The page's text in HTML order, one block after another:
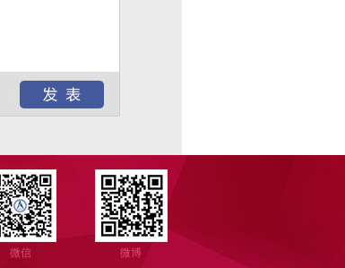
微信 微博